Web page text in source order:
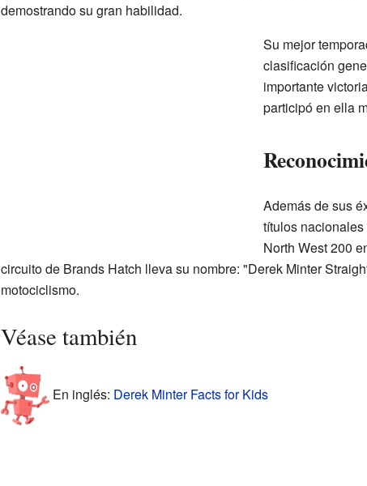
demostrando su gran habilidad.
Su mejor
clasificación
importante
participó en ella
Además de sus
títulos
North West 200
circuito de Brands Hatch lleva su nombre: "Derek Minter
motociclismo.
Véase también
En inglés: Derek Minter Facts for Kids